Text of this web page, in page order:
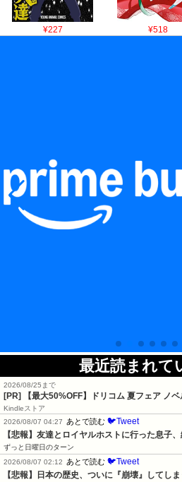
¥227 ¥518
最近読まれて
2026/08/25まで
[PR] 【最大50%OFF】ドリコム 夏フェア ノ
Kindleストア
2026/08/07 04:27
あとで読む 🐦Tweet
【悲報】友達とロイヤルホストに行った息子
ずっと日曜日のターン
2026/08/07 02:12
あとで読む 🐦Tweet
【悲報】日本の歴史、ついに『崩壊』してしま